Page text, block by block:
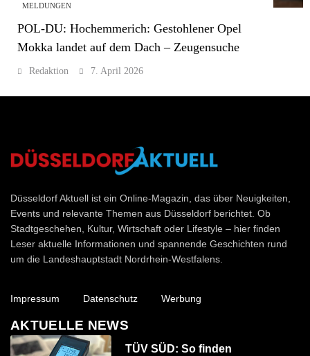
MELDUNGEN
POL-DU: Hochemmerich: Gestohlener Opel
Mokka landet auf dem Dach – Zeugensuche
Redaktion 7. April 2026
Düsseldorf Aktuell
Düsseldorf Aktuell ist ein Online-Magazin, das über Neuigkeiten,
Events und relevante Themen aus Düsseldorf berichtet. Ob
Stadtgeschehen, Kultur, Wirtschaft oder Lifestyle – hier finden
Leser aktuelle Informationen und spannende Geschichten rund
um die Landeshauptstadt Nordrhein-Westfalens.
Impressum Datenschutz Werbung
AKTUELLE NEWS
TÜV SÜD: So finden